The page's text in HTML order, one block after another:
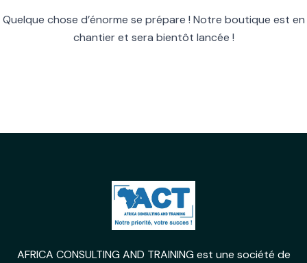
Quelque chose d’énorme se prépare ! Notre boutique est en
chantier et sera bientôt lancée !
AFRICA CONSULTING AND TRAINING est une société de